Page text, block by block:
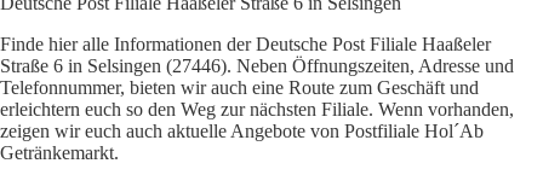
Finde hier alle Informationen der Deutsche Post Filiale Haaßeler
Straße 6 in Selsingen (27446). Neben Öffnungszeiten, Adresse und
Telefonnummer, bieten wir auch eine Route zum Geschäft und
erleichtern euch so den Weg zur nächsten Filiale. Wenn vorhanden,
zeigen wir euch auch aktuelle Angebote von Postfiliale Hol´Ab
Getränkemarkt.